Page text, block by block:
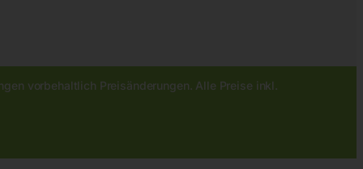
vorbehaltlich Preisänderungen. Alle Preise inkl.